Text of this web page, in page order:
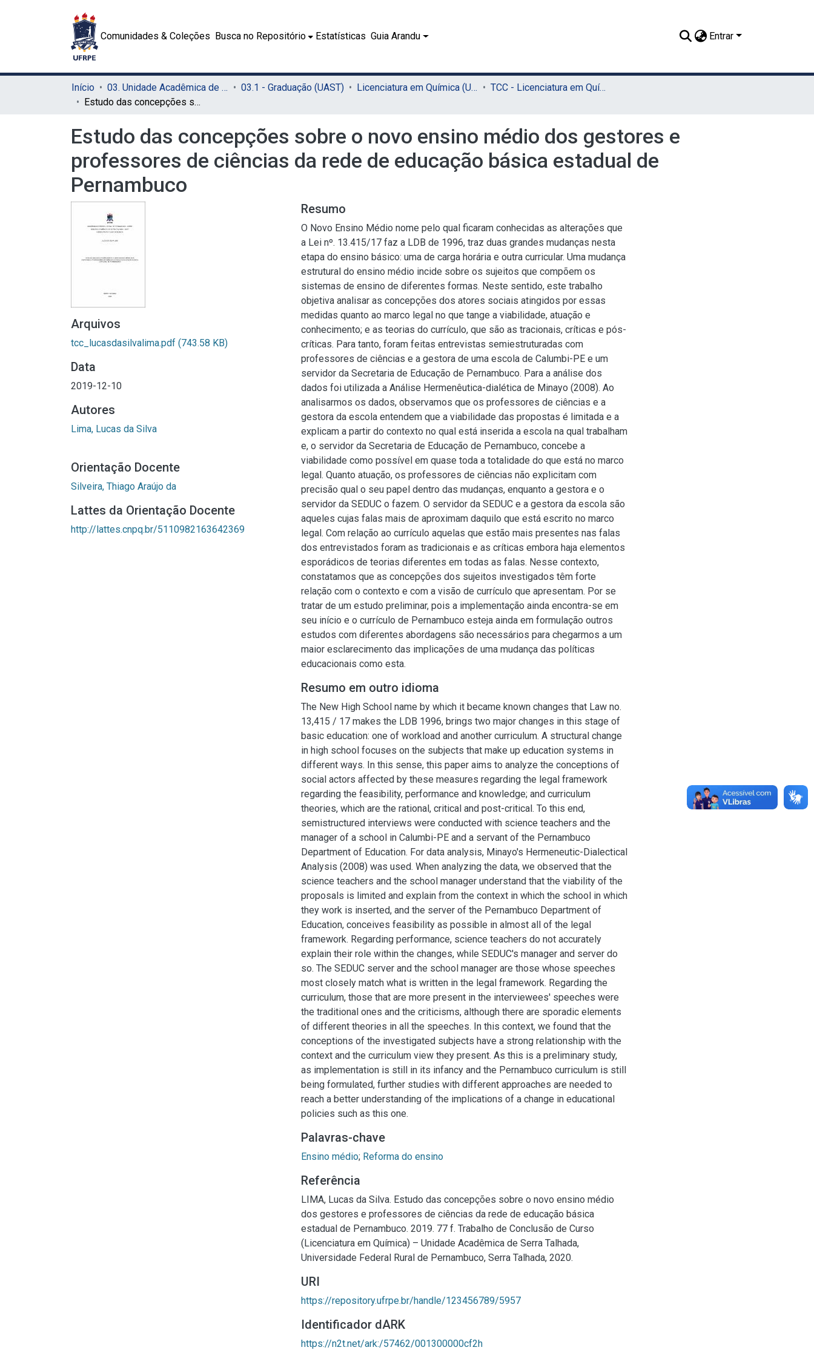
Comunidades & Coleções Busca no Repositório Estatísticas Guia Arandu Entrar
Início 03. Unidade Acadêmica de Serra Talhada (UAST) 03.1 - Graduação (UAST) Licenciatura em Química (UAST)
TCC - Licenciatura em Química (UAST)
Estudo das concepções sobre o novo ensino médio dos gestores e professores de ciências da rede de educação básica estadual de Pernambuco
Estudo das concepções sobre o novo ensino médio dos gestores e
professores de ciências da rede de educação básica estadual de
Pernambuco
Arquivos
tcc_lucasdasilvalima.pdf (743.58 KB)
Data
2019-12-10
Autores
Lima, Lucas da Silva
Orientação Docente
Silveira, Thiago Araújo da
Lattes da Orientação Docente
http://lattes.cnpq.br/5110982163642369
Resumo
O Novo Ensino Médio nome pelo qual ficaram conhecidas as alterações que
a Lei nº. 13.415/17 faz a LDB de 1996, traz duas grandes mudanças nesta
etapa do ensino básico: uma de carga horária e outra curricular. Uma mudança
estrutural do ensino médio incide sobre os sujeitos que compõem os
sistemas de ensino de diferentes formas. Neste sentido, este trabalho
objetiva analisar as concepções dos atores sociais atingidos por essas
medidas quanto ao marco legal no que tange a viabilidade, atuação e
conhecimento; e as teorias do currículo, que são as tracionais, críticas e pós-
críticas. Para tanto, foram feitas entrevistas semiestruturadas com
professores de ciências e a gestora de uma escola de Calumbi-PE e um
servidor da Secretaria de Educação de Pernambuco. Para a análise dos
dados foi utilizada a Análise Hermenêutica-dialética de Minayo (2008). Ao
analisarmos os dados, observamos que os professores de ciências e a
gestora da escola entendem que a viabilidade das propostas é limitada e a
explicam a partir do contexto no qual está inserida a escola na qual trabalham
e, o servidor da Secretaria de Educação de Pernambuco, concebe a
viabilidade como possível em quase toda a totalidade do que está no marco
legal. Quanto atuação, os professores de ciências não explicitam com
precisão qual o seu papel dentro das mudanças, enquanto a gestora e o
servidor da SEDUC o fazem. O servidor da SEDUC e a gestora da escola são
aqueles cujas falas mais de aproximam daquilo que está escrito no marco
legal. Com relação ao currículo aquelas que estão mais presentes nas falas
dos entrevistados foram as tradicionais e as críticas embora haja elementos
esporádicos de teorias diferentes em todas as falas. Nesse contexto,
constatamos que as concepções dos sujeitos investigados têm forte
relação com o contexto e com a visão de currículo que apresentam. Por se
tratar de um estudo preliminar, pois a implementação ainda encontra-se em
seu início e o currículo de Pernambuco esteja ainda em formulação outros
estudos com diferentes abordagens são necessários para chegarmos a um
maior esclarecimento das implicações de uma mudança das políticas
educacionais como esta.
Resumo em outro idioma
The New High School name by which it became known changes that Law no.
13,415 / 17 makes the LDB 1996, brings two major changes in this stage of
basic education: one of workload and another curriculum. A structural change
in high school focuses on the subjects that make up education systems in
different ways. In this sense, this paper aims to analyze the conceptions of
social actors affected by these measures regarding the legal framework
regarding the feasibility, performance and knowledge; and curriculum
theories, which are the rational, critical and post-critical. To this end,
semistructured interviews were conducted with science teachers and the
manager of a school in Calumbi-PE and a servant of the Pernambuco
Department of Education. For data analysis, Minayo's Hermeneutic-Dialectical
Analysis (2008) was used. When analyzing the data, we observed that the
science teachers and the school manager understand that the viability of the
proposals is limited and explain from the context in which the school in which
they work is inserted, and the server of the Pernambuco Department of
Education, conceives feasibility as possible in almost all of the legal
framework. Regarding performance, science teachers do not accurately
explain their role within the changes, while SEDUC's manager and server do
so. The SEDUC server and the school manager are those whose speeches
most closely match what is written in the legal framework. Regarding the
curriculum, those that are more present in the interviewees' speeches were
the traditional ones and the criticisms, although there are sporadic elements
of different theories in all the speeches. In this context, we found that the
conceptions of the investigated subjects have a strong relationship with the
context and the curriculum view they present. As this is a preliminary study,
as implementation is still in its infancy and the Pernambuco curriculum is still
being formulated, further studies with different approaches are needed to
reach a better understanding of the implications of a change in educational
policies such as this one.
Palavras-chave
Ensino médio; Reforma do ensino
Referência
LIMA, Lucas da Silva. Estudo das concepções sobre o novo ensino médio
dos gestores e professores de ciências da rede de educação básica
estadual de Pernambuco. 2019. 77 f. Trabalho de Conclusão de Curso
(Licenciatura em Química) – Unidade Acadêmica de Serra Talhada,
Universidade Federal Rural de Pernambuco, Serra Talhada, 2020.
URI
https://repository.ufrpe.br/handle/123456789/5957
Identificador dARK
https://n2t.net/ark:/57462/001300000cf2h